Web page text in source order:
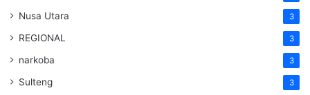
Nusa Utara 3
REGIONAL 3
narkoba 3
Sulteng 3